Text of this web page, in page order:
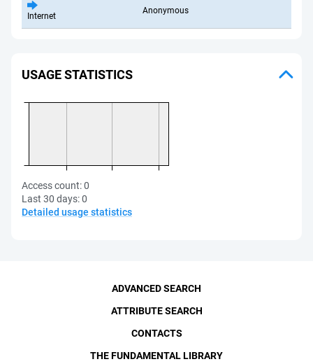
Internet
Anonymous
USAGE STATISTICS
Access count:0
Last 30 days:0
Detailed usage statistics
ADVANCED SEARCH
ATTRIBUTE SEARCH
CONTACTS
THE FUNDAMENTAL LIBRARY